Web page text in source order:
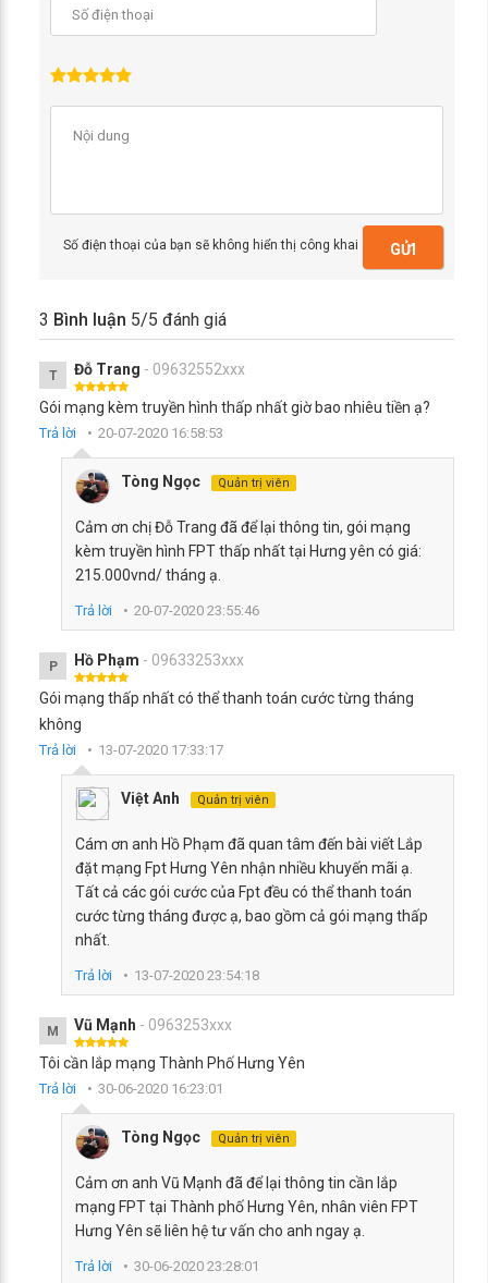
Số điện thoại của bạn sẽ không hiển thị công khai GỬI
3 Bình luận 5/5 đánh giá
T Đỗ Trang - 09632552xxx
Gói mạng kèm truyền hình thấp nhất giờ bao nhiêu tiền ạ?
Trả lời 20-07-2020 16:58:53
Tòng Ngọc Quản trị viên
Cảm ơn chị Đỗ Trang đã để lại thông tin, gói mạng
kèm truyền hình FPT thấp nhất tại Hưng yên có giá:
215.000vnd/ tháng ạ.
Trả lời 20-07-2020 23:55:46
P Hồ Phạm - 09633253xxx
Gói mạng thấp nhất có thể thanh toán cước từng tháng
không
Trả lời 13-07-2020 17:33:17
Việt Anh Quản trị viên
Cám ơn anh Hồ Phạm đã quan tâm đến bài viết Lắp
đặt mạng Fpt Hưng Yên nhận nhiều khuyến mãi ạ.
Tất cả các gói cước của Fpt đều có thể thanh toán
cước từng tháng được ạ, bao gồm cả gói mạng thấp
nhất.
Trả lời 13-07-2020 23:54:18
M Vũ Mạnh - 0963253xxx
Tôi cần lắp mạng Thành Phố Hưng Yên
Trả lời 30-06-2020 16:23:01
Tòng Ngọc Quản trị viên
Cảm ơn anh Vũ Mạnh đã để lại thông tin cần lắp
mạng FPT tại Thành phố Hưng Yên, nhân viên FPT
Hưng Yên sẽ liên hệ tư vấn cho anh ngay ạ.
Trả lời 30-06-2020 23:28:01